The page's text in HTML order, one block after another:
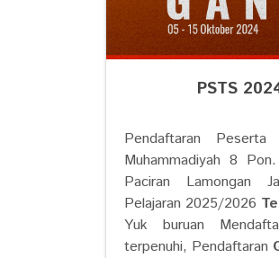
PSTS
Pendaftaran
Muhammadiyah 8
Paciran Lamongan
Pelajaran 2025/2026
Yuk buruan
terpenuhi, Pendaftaran